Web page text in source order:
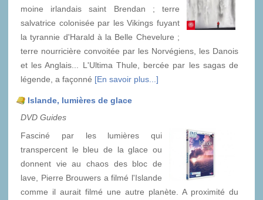
moine irlandais saint Brendan ; terre
salvatrice colonisée par les Vikings fuyant
la tyrannie d'Harald à la Belle Chevelure ;
terre nourricière convoitée par les Norvégiens, les Danois
et les Anglais... L'Ultima Thule, bercée par les sagas de
légende, a façonné [En savoir plus...]
Islande, lumières de glace
DVD Guides
Fasciné par les lumières qui
transpercent le bleu de la glace ou
donnent vie au chaos des bloc de
lave, Pierre Brouwers a filmé l'Islande
comme il aurait filmé une autre planète. A proximité du